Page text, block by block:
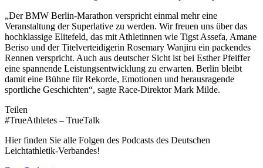
„Der BMW Berlin-Marathon verspricht einmal mehr eine
Veranstaltung der Superlative zu werden. Wir freuen uns über das
hochklassige Elitefeld, das mit Athletinnen wie Tigst Assefa, Amane
Beriso und der Titelverteidigerin Rosemary Wanjiru ein packendes
Rennen verspricht. Auch aus deutscher Sicht ist bei Esther Pfeiffer
eine spannende Leistungsentwicklung zu erwarten. Berlin bleibt
damit eine Bühne für Rekorde, Emotionen und herausragende
sportliche Geschichten“, sagte Race-Direktor Mark Milde.
Teilen
#TrueAthletes – TrueTalk
Hier finden Sie alle Folgen des Podcasts des Deutschen
Leichtathletik-Verbandes!